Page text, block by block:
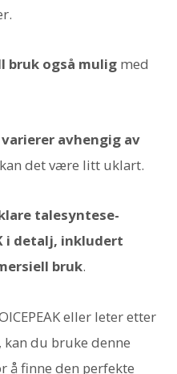
bruk også mulig med
avhengig av
det være litt uklart.
talesyntese-
i detalj, inkludert
bruk.
eller leter etter
du bruke denne
å finne den perfekte